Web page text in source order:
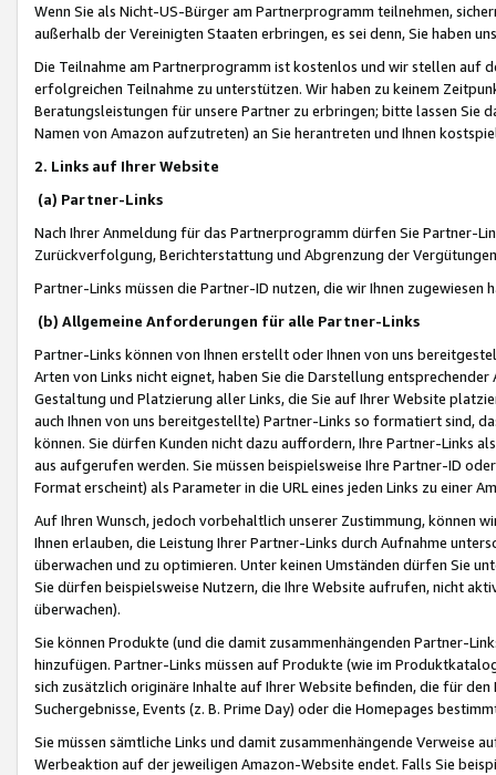
Wenn Sie als Nicht-US-Bürger am Partnerprogramm teilnehmen,
außerhalb der Vereinigten Staaten erbringen, es sei denn, Sie haben
Die Teilnahme am Partnerprogramm ist kostenlos und wir stellen auf
erfolgreichen Teilnahme zu unterstützen. Wir haben zu keinem
Beratungsleistungen für unsere Partner zu erbringen; bitte lassen Sie
Namen von Amazon aufzutreten) an Sie herantreten und Ihnen
2. Links auf Ihrer Website
(a) Partner-Links
Nach Ihrer Anmeldung für das Partnerprogramm dürfen Sie Partner-
Zurückverfolgung, Berichterstattung und Abgrenzung der
Partner-Links müssen die Partner-ID nutzen, die wir Ihnen zugewiesen
(b) Allgemeine Anforderungen für alle Partner-Links
Partner-Links können von Ihnen erstellt oder Ihnen von uns
Arten von Links nicht eignet, haben Sie die Darstellung
Gestaltung und Platzierung aller Links, die Sie auf Ihrer Website
auch Ihnen von uns bereitgestellte) Partner-Links so formatiert sind,
können. Sie dürfen Kunden nicht dazu auffordern, Ihre Partner-Links
aus aufgerufen werden. Sie müssen beispielsweise Ihre Partner-ID
Format erscheint) als Parameter in die URL eines jeden Links zu einer
Auf Ihren Wunsch, jedoch vorbehaltlich unserer Zustimmung, können
Ihnen erlauben, die Leistung Ihrer Partner-Links durch Aufnahme
überwachen und zu optimieren. Unter keinen Umständen dürfen Sie
Sie dürfen beispielsweise Nutzern, die Ihre Website aufrufen, nicht
überwachen).
Sie können Produkte (und die damit zusammenhängenden Partner-
hinzufügen. Partner-Links müssen auf Produkte (wie im
sich zusätzlich originäre Inhalte auf Ihrer Website befinden, die für
Suchergebnisse, Events (z. B. Prime Day) oder die Homepages
Sie müssen sämtliche Links und damit zusammenhängende
Werbeaktion auf der jeweiligen Amazon-Website endet. Falls Sie